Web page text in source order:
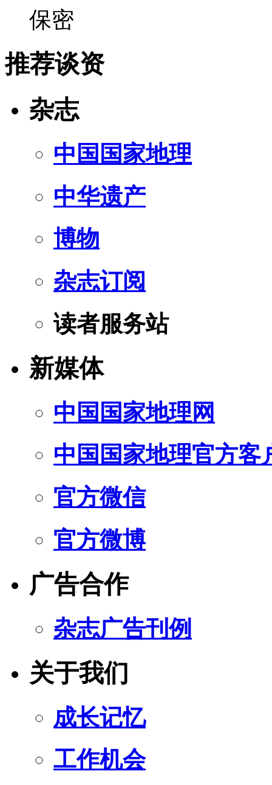
保密
推荐谈资
杂志
中国国家地理
中华遗产
博物
杂志订阅
读者服务站
新媒体
中国国家地理网
中国国家地理官方客
官方微信
官方微博
广告合作
杂志广告刊例
关于我们
成长记忆
工作机会